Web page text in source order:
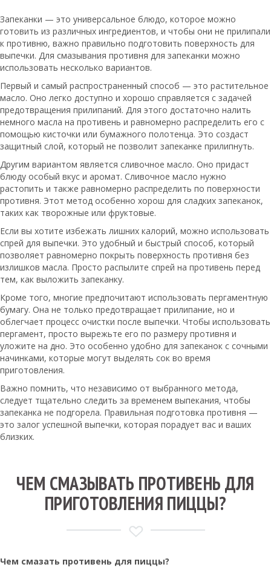
Запеканки — это универсальное блюдо, которое можно
готовить из различных ингредиентов, и чтобы они не прилипали
к противню, важно правильно подготовить поверхность для
выпечки. Для смазывания противня для запеканки можно
использовать несколько вариантов.
Первый и самый распространенный способ — это растительное
масло. Оно легко доступно и хорошо справляется с задачей
предотвращения прилипаний. Для этого достаточно налить
немного масла на противень и равномерно распределить его с
помощью кисточки или бумажного полотенца. Это создаст
защитный слой, который не позволит запеканке прилипнуть.
Другим вариантом является сливочное масло. Оно придаст
блюду особый вкус и аромат. Сливочное масло нужно
растопить и также равномерно распределить по поверхности
противня. Этот метод особенно хорош для сладких запеканок,
таких как творожные или фруктовые.
Если вы хотите избежать лишних калорий, можно использовать
спрей для выпечки. Это удобный и быстрый способ, который
позволяет равномерно покрыть поверхность противня без
излишков масла. Просто распылите спрей на противень перед
тем, как выложить запеканку.
Кроме того, многие предпочитают использовать пергаментную
бумагу. Она не только предотвращает прилипание, но и
облегчает процесс очистки после выпечки. Чтобы использовать
пергамент, просто вырежьте его по размеру противня и
уложите на дно. Это особенно удобно для запеканок с сочными
начинками, которые могут выделять сок во время
приготовления.
Важно помнить, что независимо от выбранного метода,
следует тщательно следить за временем выпекания, чтобы
запеканка не подгорела. Правильная подготовка противня —
это залог успешной выпечки, которая порадует вас и ваших
близких.
ЧЕМ СМАЗЫВАТЬ ПРОТИВЕНЬ ДЛЯ
ПРИГОТОВЛЕНИЯ ПИЦЦЫ?
Чем смазать противень для пиццы?